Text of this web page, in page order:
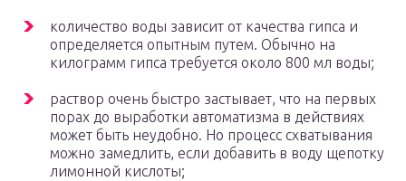
количество воды зависит от качества гипса и
определяется опытным путем. Обычно на
килограмм гипса требуется около 800 мл воды;
раствор очень быстро застывает, что на первых
порах до выработки автоматизма в действиях
может быть неудобно. Но процесс схватывания
можно замедлить, если добавить в воду щепотку
лимонной кислоты;